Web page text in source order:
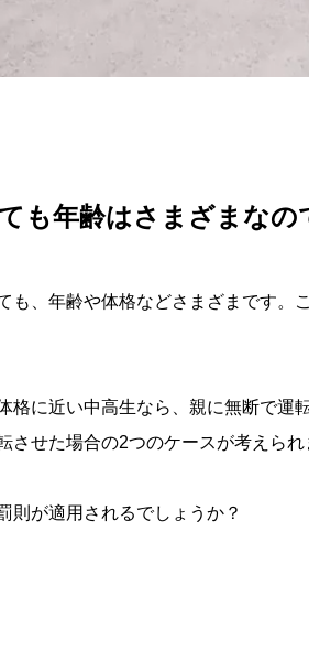
も年齢はさまざまな
も、年齢や体格などさまざまです。
格に近い中高生なら、親に無断で運
させた場合の2つのケースが考えられ
則が適用されるでしょうか？